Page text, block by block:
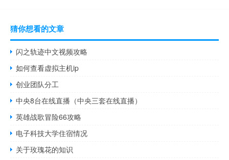
猜你想看的文章
闪之轨迹中文视频攻略
如何查看虚拟主机ip
创业团队分工
中央8台在线直播（中央三套在线直播）
英雄战歌冒险66攻略
电子科技大学住宿情况
关于玫瑰花的知识